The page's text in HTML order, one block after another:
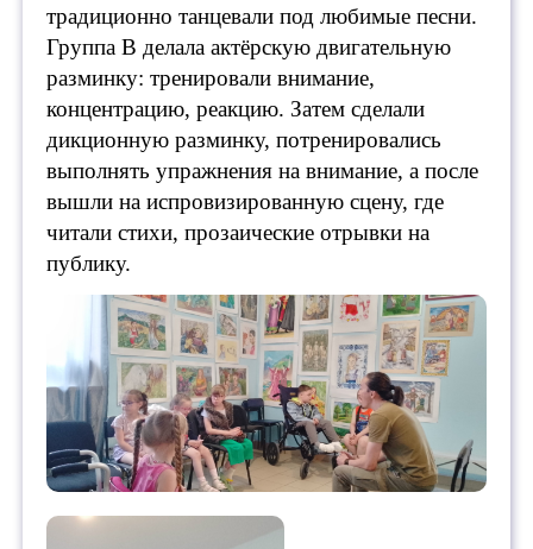
традиционно танцевали под любимые песни.
Группа В делала актёрскую двигательную
разминку: тренировали внимание,
концентрацию, реакцию. Затем сделали
дикционную разминку, потренировались
выполнять упражнения на внимание, а после
вышли на испровизированную сцену, где
читали стихи, прозаические отрывки на
публику.